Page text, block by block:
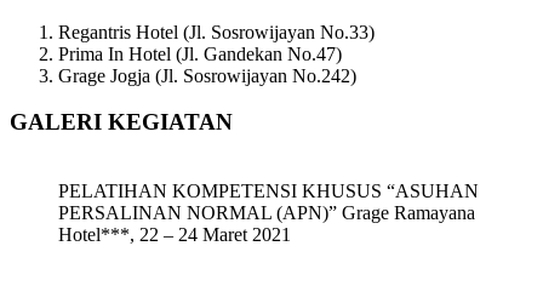
Regantris Hotel (Jl. Sosrowijayan No.33)
Prima In Hotel (Jl. Gandekan No.47)
Grage Jogja (Jl. Sosrowijayan No.242)
GALERI KEGIATAN
PELATIHAN KOMPETENSI KHUSUS “ASUHAN
PERSALINAN NORMAL (APN)” Grage Ramayana
Hotel***, 22 – 24 Maret 2021